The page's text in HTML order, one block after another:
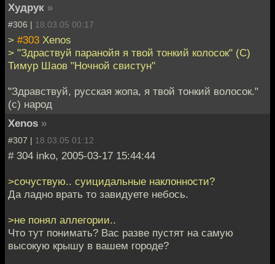
Худрук »
#306 | 18.03.05 00:17
> #303 Xenos
> "Здраствуй паранойя я твой тонкий колосок" (С)
Тимур Шаов "Ночной свистун"
"Здравствуй, русская жопа, я твой тонкий волосок."
(c) народ
Xenos »
#307 | 18.03.05 01:12
# 304 inko, 2005-03-17 15:44:44
>сочуствую.. суицидальные наклонности?
Да ладно врать то завидуете небось.
>не понял аллегории..
Что тут понимать? Вас разве пустят на самую
высокую крышу в вашем городе?